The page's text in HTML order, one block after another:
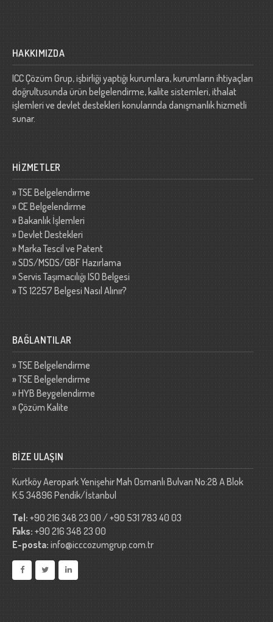
HAKKIMIZDA
ICC Çözüm Grup, işbirliği yaptığı kurumlara, kurumların ihtiyaçları
doğrultusunda ürün belgelendirme, kalite sistemleri, ithalat
işlemleri ve devlet destekleri konularında danışmanlık hizmetli
sunar.
HİZMETLER
»TSE Belgelendirme
»CE Belgelendirme
»Bakanlık İşlemleri
»Devlet Destekleri
»Marka Tescil ve Patent
»SDS/MSDS/GBF Hazırlama
»Servis Taşımacılığı ISO Belgesi
»TS 12257 Belgesi Nasıl Alınır?
BAĞLANTILAR
»TSE Belgelendirme
»TSE Belgelendirme
»HYB Beygelendirme
»Çözüm Kalite
BİZE ULAŞIN
Kurtköy Aeropark Yenişehir Mah Osmanlı Bulvarı No:28 A Blok
K:5 34896 Pendik/İstanbul
Tel: +90 216 348 23 00 / +90 531 783 40 03
Faks: +90 216 348 23 00
E-posta: info@icccozumgrup.com.tr